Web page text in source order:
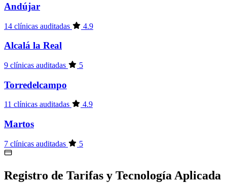
Andújar
14 clínicas auditadas 4.9
Alcalá la Real
9 clínicas auditadas 5
Torredelcampo
11 clínicas auditadas 4.9
Martos
7 clínicas auditadas 5
Registro de Tarifas y Tecnología Aplicada